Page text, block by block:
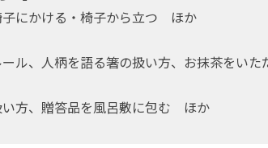
にかける・椅子から立つ ほか
ル、人柄を語る箸の扱い方、お抹茶をい
方、贈答品を風呂敷に包む ほか